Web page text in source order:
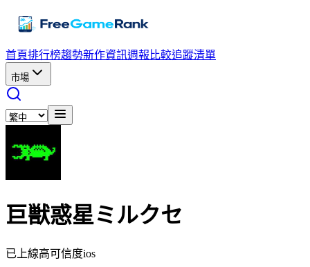
首頁排行榜趨勢新作資訊週報 比較追蹤清單
市場
巨獣惑星ミルクセ
已上線高可信度ios